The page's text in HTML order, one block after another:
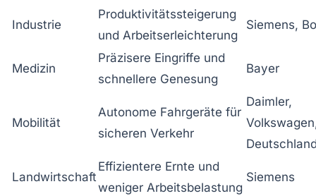
Industrie
Produktivitätssteigerung
und Arbeitserleichterung
Siemens,
Medizin
Präzisere Eingriffe und
schnellere Genesung
Bayer
Mobilität
Autonome Fahrgeräte für
sicheren Verkehr
Daimler,
Landwirtschaft
Effizientere Ernte und
weniger Arbeitsbelastung
Siemens